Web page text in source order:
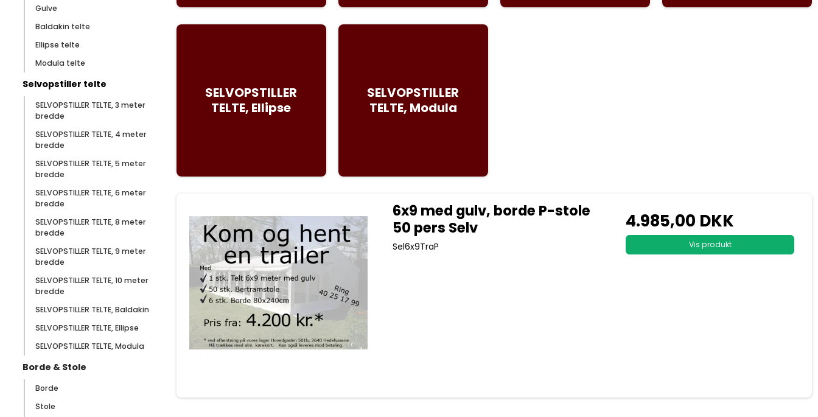
Gulve
Baldakin telte
Ellipse telte
Modula telte
Selvopstiller telte
SELVOPSTILLER TELTE, 3 meter
bredde
SELVOPSTILLER TELTE, 4 meter
bredde
SELVOPSTILLER TELTE, 5 meter
bredde
SELVOPSTILLER TELTE, 6 meter
bredde
SELVOPSTILLER TELTE, 8 meter
bredde
SELVOPSTILLER TELTE, 9 meter
bredde
SELVOPSTILLER TELTE, 10 meter
bredde
SELVOPSTILLER TELTE, Baldakin
SELVOPSTILLER TELTE, Ellipse
SELVOPSTILLER TELTE, Modula
Borde & Stole
Borde
Stole
SELVOPSTILLER
TELTE, Ellipse
SELVOPSTILLER
TELTE, Modula
6x9 med gulv, borde P-stole
50 pers Selv
Sel6x9TraP
4.985,00 DKK
Vis produkt